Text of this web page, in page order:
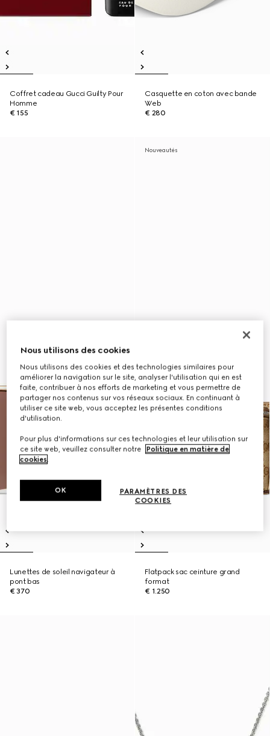
Coffret cadeau Gucci Guilty Pour
Homme
€ 155
Casquette en coton avec bande
Web
€ 280
Lunettes de soleil navigateur à
pont bas
€ 370
Nouveautés
Flatpack sac ceinture grand
format
€ 1.250
Nous utilisons des cookies
Nous utilisons des cookies et des technologies similaires pour
améliorer la navigation sur le site, analyser l'utilisation qui en est
faite, contribuer à nos efforts de marketing et vous permettre de
partager nos contenus sur vos réseaux sociaux. En continuant à
utiliser ce site web, vous acceptez les présentes conditions
d'utilisation.
Pour plus d'informations sur ces technologies et leur utilisation sur
ce site web, veuillez consulter notre
Politique en matière de
cookies.
PARAMÈTRES DES
COOKIES
OK